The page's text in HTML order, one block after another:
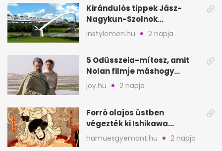
Kirándulós tippek Jász-
Nagykun-Szolnok
megyében: 6 kihagyhatatlan
hely
instylemen.hu 2 napja
5 Odüsszeia-mítosz, amit
Nolan filmje máshogy
mutat, mint Homérosz
joy.hu 2 napja
Forró olajos üstben
végezték ki Ishikawa
Goemont, Japán Robin
Hoodját
hamuesgyemant.hu 2 napja